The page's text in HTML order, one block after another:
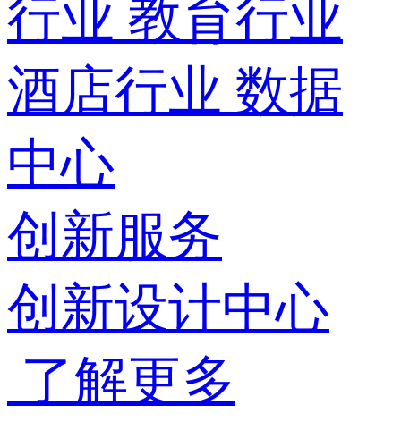
行业 教育行业
酒店行业 数据
中心
创新服务
创新设计中心
了解更多